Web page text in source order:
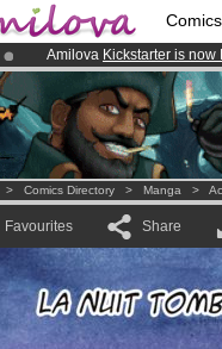
Amilova Kickstarter is now
Already 100000members
Premium membership
> Comics Directory > Manga >
Favourites Share